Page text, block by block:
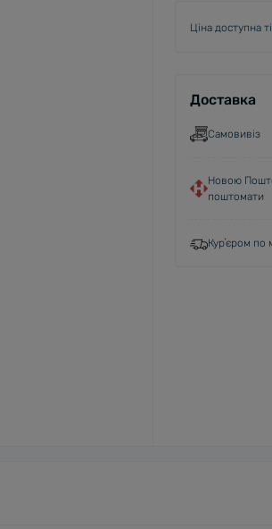
Ціна доступна
Доставка
Самовивіз
Новою
поштомати
Курʼєром по